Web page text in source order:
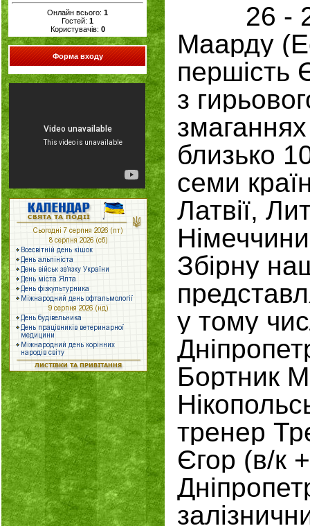
Онлайн всього: 1
Гостей: 1
Користувачів: 0
Форма входу
26 - 29
Маарду
першість
з
близько
семи
Латвії,
Збірну
у тому
Бортник
тренер
Єгор (в/к